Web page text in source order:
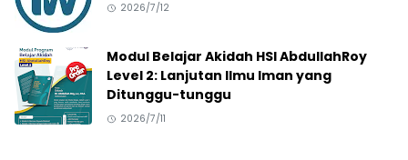
2026/7/12
Modul Belajar Akidah HSI AbdullahRoy
Level 2: Lanjutan Ilmu Iman yang
Ditunggu-tunggu
2026/7/11